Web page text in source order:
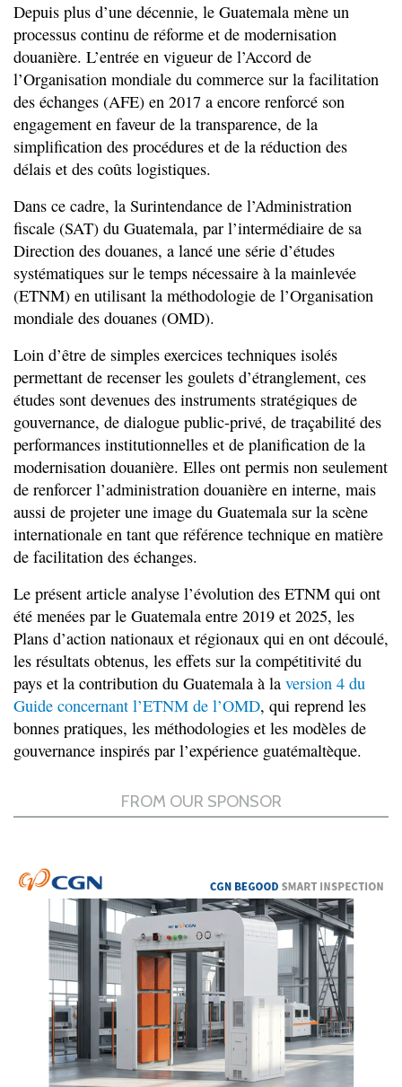
Depuis plus d’une décennie, le Guatemala mène un
processus continu de réforme et de modernisation
douanière. L’entrée en vigueur de l’Accord de
l’Organisation mondiale du commerce sur la facilitation
des échanges (AFE) en 2017 a encore renforcé son
engagement en faveur de la transparence, de la
simplification des procédures et de la réduction des
délais et des coûts logistiques.
Dans ce cadre, la Surintendance de l’Administration
fiscale (SAT) du Guatemala, par l’intermédiaire de sa
Direction des douanes, a lancé une série d’études
systématiques sur le temps nécessaire à la mainlevée
(ETNM) en utilisant la méthodologie de l’Organisation
mondiale des douanes (OMD).
Loin d’être de simples exercices techniques isolés
permettant de recenser les goulets d’étranglement, ces
études sont devenues des instruments stratégiques de
gouvernance, de dialogue public-privé, de traçabilité des
performances institutionnelles et de planification de la
modernisation douanière. Elles ont permis non seulement
de renforcer l’administration douanière en interne, mais
aussi de projeter une image du Guatemala sur la scène
internationale en tant que référence technique en matière
de facilitation des échanges.
Le présent article analyse l’évolution des ETNM qui ont
été menées par le Guatemala entre 2019 et 2025, les
Plans d’action nationaux et régionaux qui en ont découlé,
les résultats obtenus, les effets sur la compétitivité du
pays et la contribution du Guatemala à la version 4 du
Guide concernant l’ETNM de l’OMD, qui reprend les
bonnes pratiques, les méthodologies et les modèles de
gouvernance inspirés par l’expérience guatémaltèque.